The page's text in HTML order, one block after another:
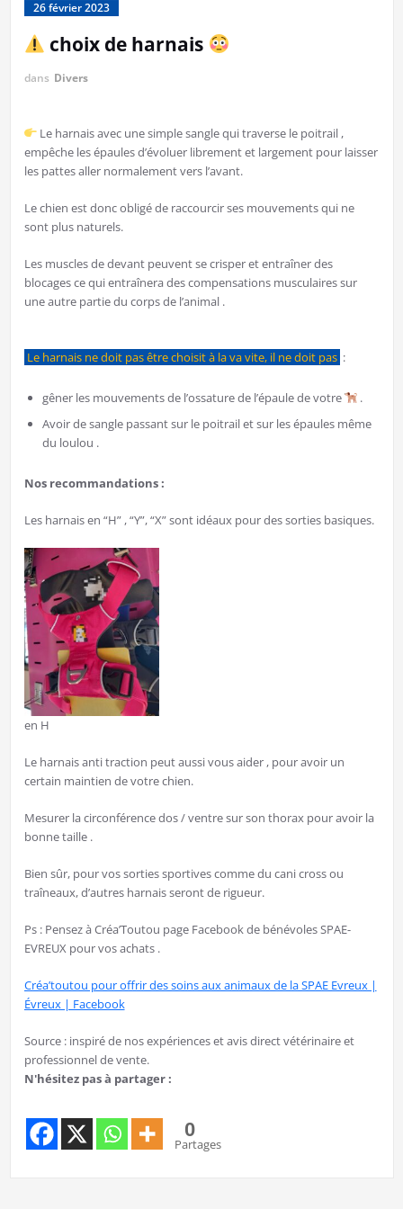
26 février 2023
choix de harnais
dans Divers
Le harnais avec une simple sangle qui traverse le poitrail ,
empêche les épaules d’évoluer librement et largement pour laisser
les pattes aller normalement vers l’avant.
Le chien est donc obligé de raccourcir ses mouvements qui ne
sont plus naturels.
Les muscles de devant peuvent se crisper et entraîner des
blocages ce qui entraînera des compensations musculaires sur
une autre partie du corps de l’animal .
Le harnais ne doit pas être choisit à la va vite, il ne doit pas :
gêner les mouvements de l’ossature de l’épaule de votre
.
Avoir de sangle passant sur le poitrail et sur les épaules même
du loulou .
Nos recommandations :
Les harnais en “H” , “Y”, “X” sont idéaux pour des sorties basiques.
en H
Le harnais anti traction peut aussi vous aider , pour avoir un
certain maintien de votre chien.
Mesurer la circonférence dos / ventre sur son thorax pour avoir la
bonne taille .
Bien sûr, pour vos sorties sportives comme du cani cross ou
traîneaux, d’autres harnais seront de rigueur.
Ps : Pensez à Créa’Toutou page Facebook de bénévoles SPAE-
EVREUX pour vos achats .
Créa’toutou pour offrir des soins aux animaux de la SPAE Evreux |
Évreux | Facebook
Source : inspiré de nos expériences et avis direct vétérinaire et
professionnel de vente.
N'hésitez pas à partager :
0
Partages